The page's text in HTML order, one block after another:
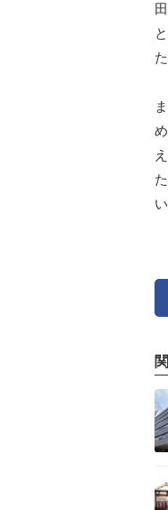
た